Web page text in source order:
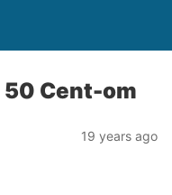
50 Cent-om
19 years ago